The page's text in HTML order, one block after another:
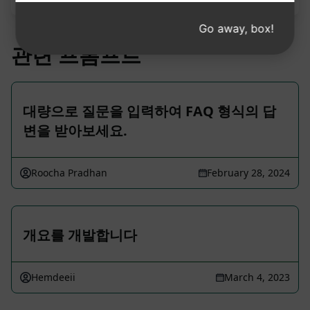
관련 프롬프트
대량으로 질문을 입력하여 FAQ 형식의 답
변을 받아보세요.
Roocha Pradhan February 28, 2024
개요를 개발합니다
Hemdeeii March 4, 2023
Go away, box!